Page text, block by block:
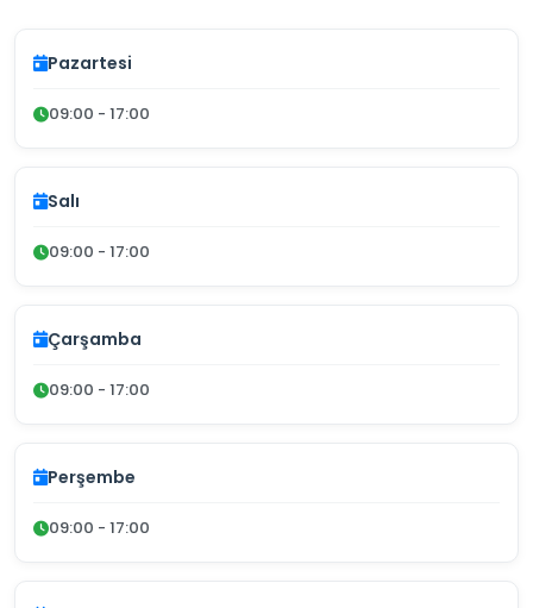
Pazartesi
09:00 - 17:00
Salı
09:00 - 17:00
Çarşamba
09:00 - 17:00
Perşembe
09:00 - 17:00